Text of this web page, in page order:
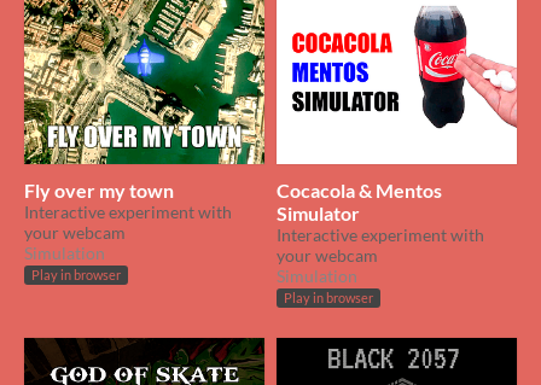
Fly over my town
Interactive experiment with
your webcam
Simulation
Play in browser
Cocacola & Mentos
Simulator
Interactive experiment with
your webcam
Simulation
Play in browser